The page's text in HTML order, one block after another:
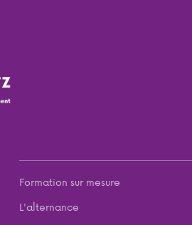
Formation sur mesure
L'alternance